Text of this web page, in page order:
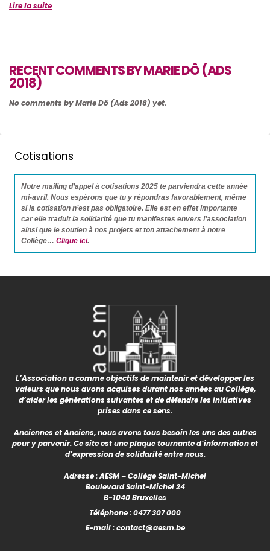
Lire la suite
RECENT COMMENTS BY MARIE DÔ (ADS
2018)
No comments by Marie Dô (Ads 2018) yet.
Cotisations
Notre mailing d’appel à cotisations 2025 te parviendra cette année
mi-avril. Nous espérons que tu y répondras favorablement, même
si la cotisation n’est pas obligatoire. Elle est en effet importante
car elle traduit la solidarité que tu manifestes envers l’association
ainsi que le soutien à nos projets et ton attachement à notre
Collège… Clique ici.
L’Association a comme objectifs de maintenir et développer les
valeurs que nous avons acquises durant nos années au Collège,
d’aider les générations suivantes et de défendre les initiatives
prises dans ce sens.
Anciennes et Anciens, nous avons tous besoin les uns des autres
pour y parvenir. Ce site est une plaque tournante d’information et
d’expression de solidarité entre nous.
Adresse : AESM – Collège Saint-Michel
Boulevard Saint-Michel 24
B-1040 Bruxelles
Téléphone :0477 307 000
E-mail :contact@aesm.be